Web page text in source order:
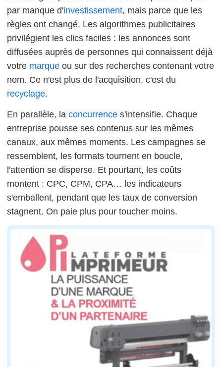
par manque d'investissement, mais parce que les
règles ont changé. Les algorithmes publicitaires
privilégient les clics faciles : les annonces sont
diffusées auprès de personnes qui connaissent déjà
votre marque ou sur des recherches contenant votre
nom. Ce n'est plus de l'acquisition, c'est du
recyclage.
En parallèle, la concurrence s'intensifie. Chaque
entreprise pousse ses contenus sur les mêmes
canaux, aux mêmes moments. Les campagnes se
ressemblent, les formats tournent en boucle,
l'attention se disperse. Et pourtant, les coûts
montent : CPC, CPM, CPA… les indicateurs
s'emballent, pendant que les taux de conversion
stagnent. On paie plus pour toucher moins.